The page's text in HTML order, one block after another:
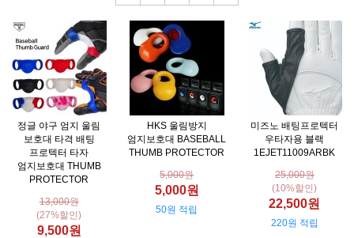
정글 야구 엄지 울림
보호대 타격 배팅
프로텍터 타자
엄지보호대 THUMB
PROTECTOR
13,000원
(27%할인)
9,500원
HKS 울림방지
엄지보호대 BASEBALL
THUMB PROTECTOR
5,000원
5,000원
50원 적립
미즈노 배팅프로텍터
우타자용 블랙
1EJET11009ARBK
25,000원
(10%할인)
22,500원
220원 적립